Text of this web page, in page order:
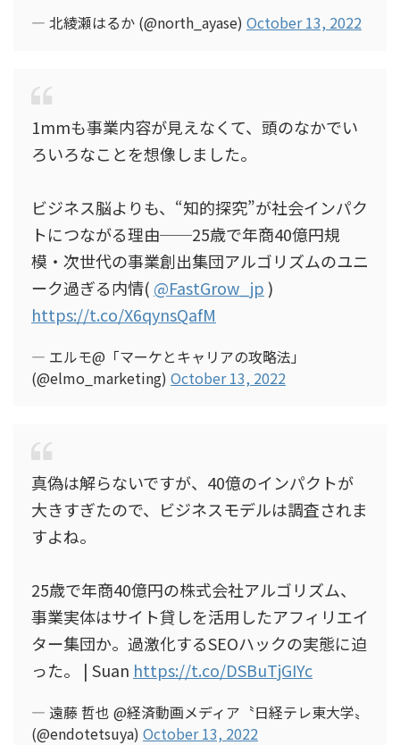
— 北綾瀬はるか (@north_ayase) October 13, 2022
1mmも事業内容が見えなくて、頭のなかでい
ろいろなことを想像しました。
ビジネス脳よりも、“知的探究”が社会インパク
トにつながる理由──25歳で年商40億円規
模・次世代の事業創出集団アルゴリズムのユニ
ーク過ぎる内情( @FastGrow_jp )
https://t.co/X6qynsQafM
— エルモ@「マーケとキャリアの攻略法」
(@elmo_marketing) October 13, 2022
真偽は解らないですが、40億のインパクトが
大きすぎたので、ビジネスモデルは調査されま
すよね。
25歳で年商40億円の株式会社アルゴリズム、
事業実体はサイト貸しを活用したアフィリエイ
ター集団か。過激化するSEOハックの実態に迫
った。 | Suan https://t.co/DSBuTjGIYc
— 遠藤 哲也 @経済動画メディア〝日経テレ東大学〟
(@endotetsuya) October 13, 2022